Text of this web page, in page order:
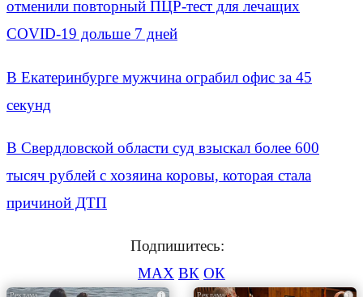
отменили повторный ПЦР-тест для лечащих
COVID-19 дольше 7 дней
В Екатеринбурге мужчина ограбил офис за 45
секунд
В Свердловской области суд взыскал более 600
тысяч рублей с хозяина коровы, которая стала
причиной ДТП
Подпишитесь:
MAX ВК ОК
i i